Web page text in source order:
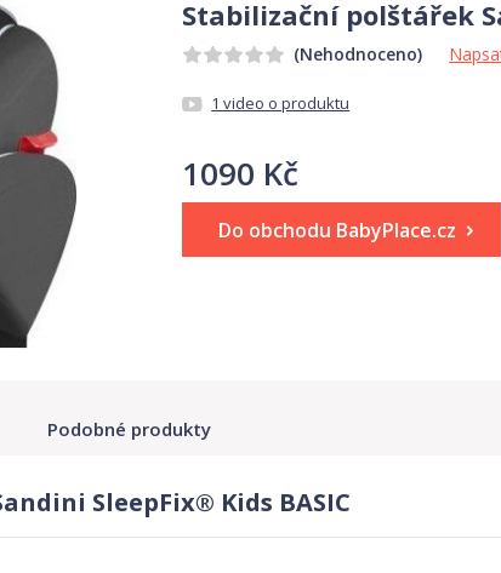
Stabilizační polštářek
(Nehodnoceno)
1 video o produktu
1090 Kč
Do obchodu BabyPlace.cz
Podobné produkty
SleepFix® Kids BASIC